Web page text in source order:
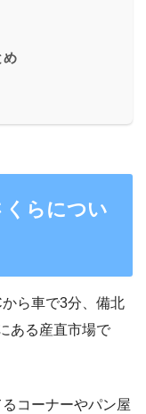
め
らについ
ら車で3分、備北
ある産直市場で
コーナーやパン屋